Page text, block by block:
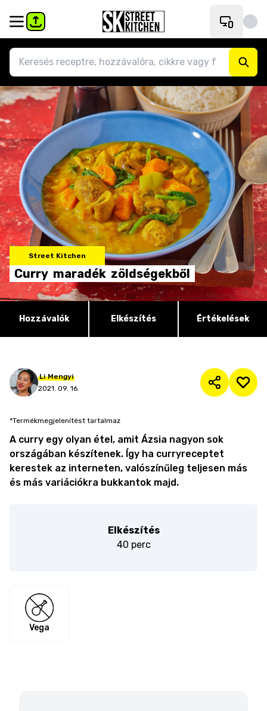
Street Kitchen
Curry maradék zöldségekből
Hozzávalók Elkészítés Értékelések
Li Mengyi
2021. 09. 16.
*Termékmegjelenítést tartalmaz
A curry egy olyan étel, amit Ázsia nagyon sok
országában készítenek. Így ha curryreceptet
kerestek az interneten, valószínűleg teljesen más
és más variációkra bukkantok majd.
Elkészítés
40 perc
Vega